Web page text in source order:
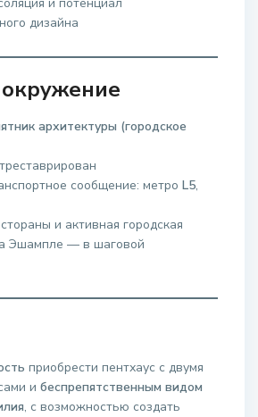
дизайна
архитектуры (городское
сообщение: метроL5,
и активная городская
Эшампле — в шаговой
приобрести пентхаус с двумя
ибеспрепятственным видом
, с возможностью создать